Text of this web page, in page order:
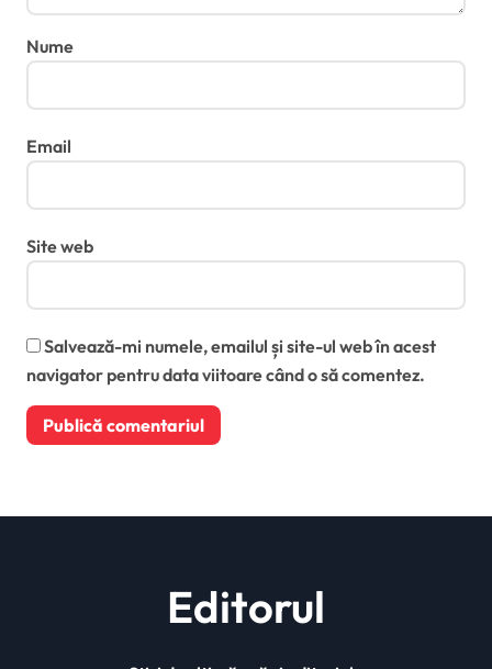
Nume
Email
Site web
Salvează-mi numele, emailul și site-ul web în acest
navigator pentru data viitoare când o să comentez.
Editorul